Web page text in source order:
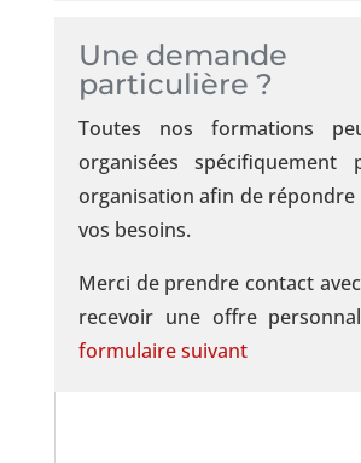
Une demande
particulière ?
Toutes nos formations
organisées spécifiquement
organisation afin de répondre
vos besoins.
Merci de prendre contact
recevoir une offre
formulaire suivant